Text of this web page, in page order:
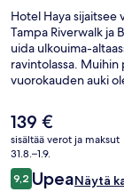
Hotel Haya sijaitsee
Tampa Riverwalk ja
uida ulkouima-
ravintolassa.
vuorokauden auki
Nykyinen
hinta
on
139 €
139 €
sisältää verot ja maksut
31.8.–1.9.
Arvostelut
9,29,2 kautta 10.
UpeaNäytä